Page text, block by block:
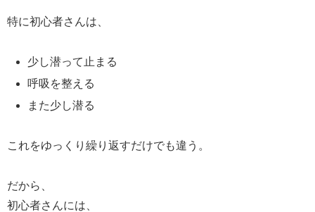
特に初心者さんは、
少し潜って止まる
呼吸を整える
また少し潜る
これをゆっくり繰り返すだけでも違う。
だから、
初心者さんには、